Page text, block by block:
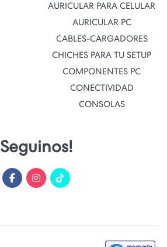
AURICULAR PARA CELULAR
AURICULAR PC
CABLES-CARGADORES
CHICHES PARA TU SETUP
COMPONENTES PC
CONECTIVIDAD
CONSOLAS
Seguinos!